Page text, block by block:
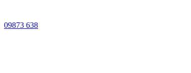
09873 638